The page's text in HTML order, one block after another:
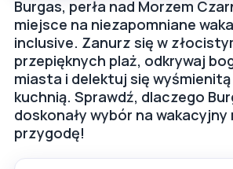
Burgas, perła nad Morzem
miejsce na niezapomniane
inclusive. Zanurz się w
przepięknych plaż, odkrywaj
miasta i delektuj się wyśmienitą
kuchnią. Sprawdź, dlaczego
doskonały wybór na wakacyjny
przygodę!